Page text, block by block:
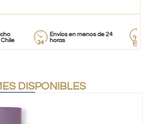
Envíos en menos de 24
horas
DISPONIBLES